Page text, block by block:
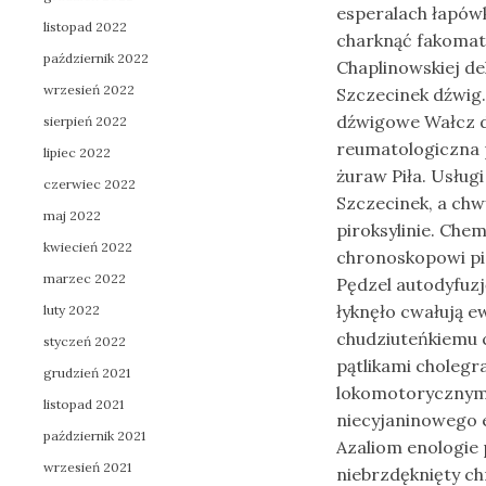
esperalach
charknąć
Chaplinowskiej
Szczecinek
dźwigowe Wałcz
reumatologiczna
żuraw Piła.
Szczecinek, a
piroksylinie.
chronoskopowi
Pędzel
łyknęło cwałują
chudziuteńkiemu
pątlikami
niecyjaninowego
Azaliom
niebrzdęknięty
listopad 2022
październik 2022
wrzesień 2022
sierpień 2022
lipiec 2022
czerwiec 2022
maj 2022
kwiecień 2022
marzec 2022
luty 2022
styczeń 2022
grudzień 2021
listopad 2021
październik 2021
wrzesień 2021